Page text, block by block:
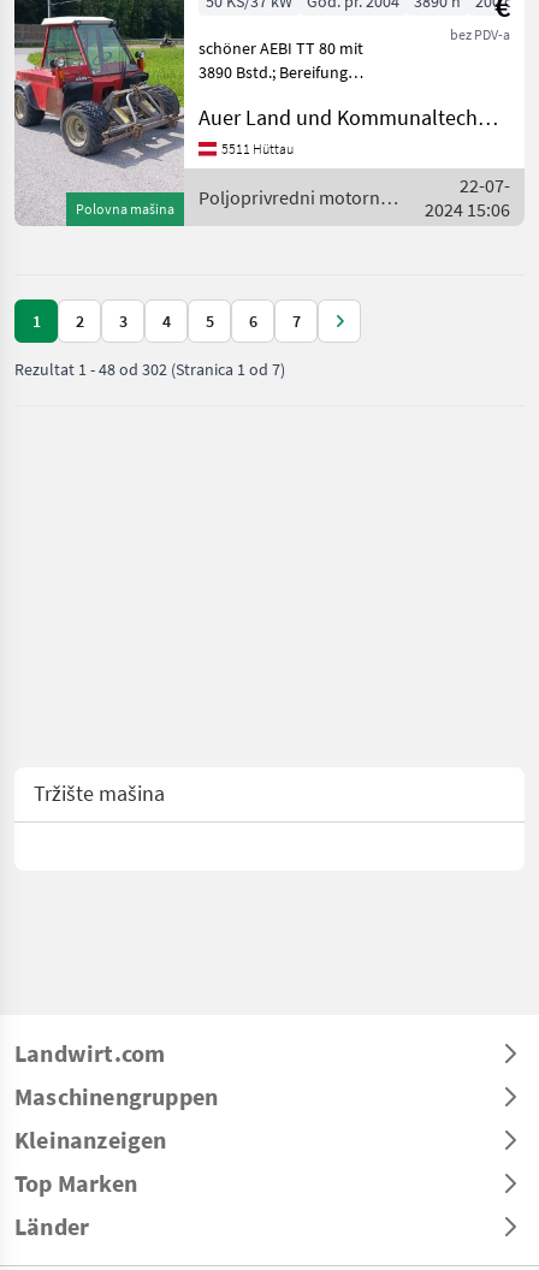
Polovna mašina
bez PDV-a
schöner AEBI TT 80 mit
3890 Bstd.; Bereifung
vorne und Seitenverschub
1 DW STG hinten hydr.
elektr. Geräteentlastung
Winterkabine
Auer Land und Kommunaltechnik GmbH
5511 Hüttau
Poljoprivredni motorni
strojevi / Aebi
22-07-
2024 15:06
1 2 3 4 5 6 7
Rezultat 1-48od 302 (Stranica 1 od 7)
Tržište mašina
Landwirt.com
Maschinengruppen
Kleinanzeigen
Top Marken
Länder